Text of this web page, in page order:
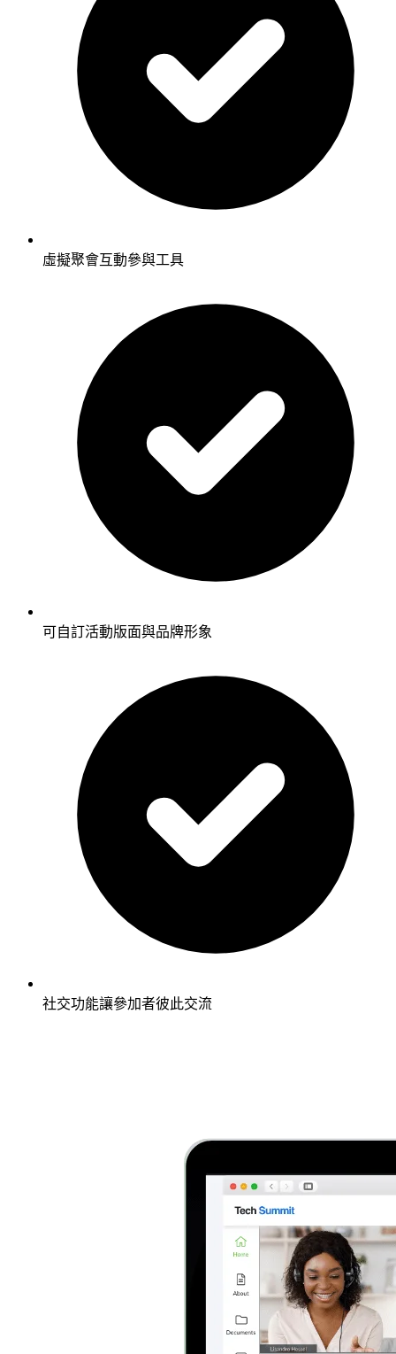
虛擬聚會互動參與工具
可自訂活動版面與品牌形象
社交功能讓參加者彼此交流